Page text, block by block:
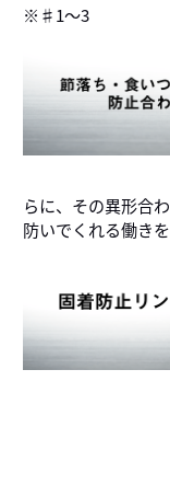
※♯1～3
らに、その異形合
防いでくれる働きを